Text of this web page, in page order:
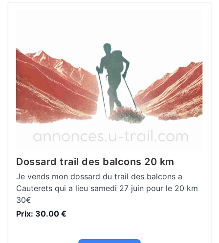
Dossard trail des balcons 20 km
Je vends mon dossard du trail des balcons a
Cauterets qui a lieu samedi 27 juin pour le 20 km
30€
Prix: 30.00 €